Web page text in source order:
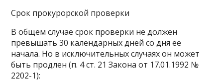
Срок прокурорской проверки
В общем случае срок проверки не должен
превышать 30 календарных дней со дня ее
начала. Но в исключительных случаях он может
быть продлен (п. 4 ст. 21 Закона от 17.01.1992 №
2202-1):